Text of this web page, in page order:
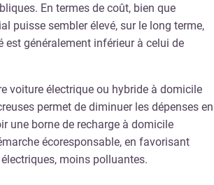
En termes de coût, bien que
puisse sembler élevé, sur le long terme,
est généralement inférieur à celui de
voiture électrique ou hybride à domicile
permet de diminuer les dépenses en
une borne de recharge à domicile
écoresponsable, en favorisant
moins polluantes.